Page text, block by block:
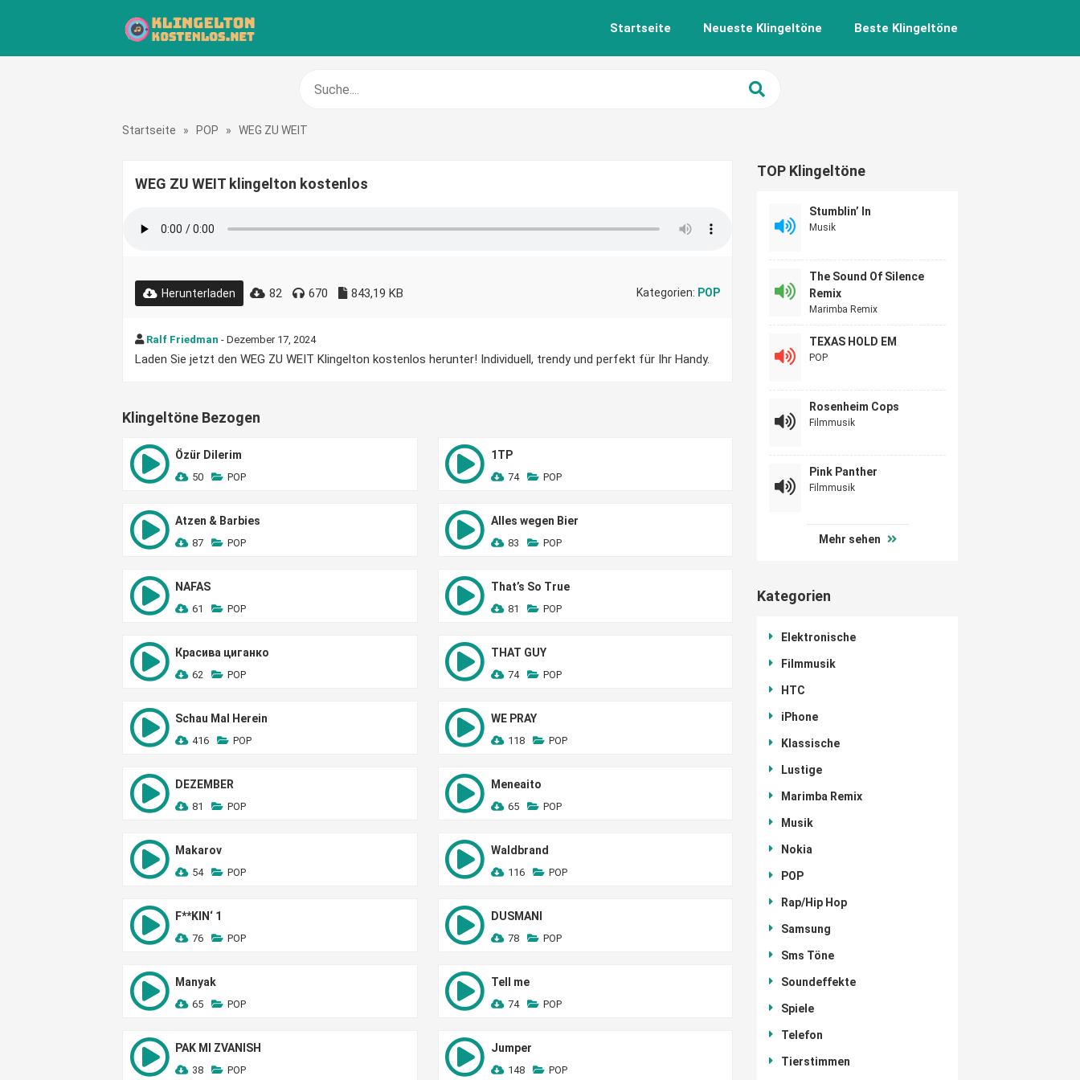
Startseite Neueste Klingeltöne Beste Klingeltöne
Startseite » POP » WEG ZU WEIT
WEG ZU WEIT klingelton kostenlos
Herunterladen 82 670 843,19 KB Kategorien: POP
Ralf Friedman - Dezember 17, 2024
Laden Sie jetzt den WEG ZU WEIT Klingelton kostenlos herunter! Individuell, trendy und perfekt für Ihr Handy.
Klingeltöne Bezogen
Özür Dilerim
50 POP
1TP
74 POP
Atzen & Barbies
87 POP
Alles wegen Bier
83 POP
NAFAS
61 POP
That’s So True
81 POP
Красива циганко
62 POP
THAT GUY
74 POP
Schau Mal Herein
416 POP
WE PRAY
118 POP
DEZEMBER
81 POP
Meneaito
65 POP
Makarov
54 POP
Waldbrand
116 POP
F**KIN‘ 1
76 POP
DUSMANI
78 POP
Manyak
65 POP
Tell me
74 POP
PAK MI ZVANISH
38 POP
Jumper
148 POP
TOP Klingeltöne
Stumblin’ In
Musik
The Sound Of Silence
Remix
Marimba Remix
TEXAS HOLD EM
POP
Rosenheim Cops
Filmmusik
Pink Panther
Filmmusik
Mehr sehen
Kategorien
Elektronische
Filmmusik
HTC
iPhone
Klassische
Lustige
Marimba Remix
Musik
Nokia
POP
Rap/Hip Hop
Samsung
Sms Töne
Soundeffekte
Spiele
Telefon
Tierstimmen